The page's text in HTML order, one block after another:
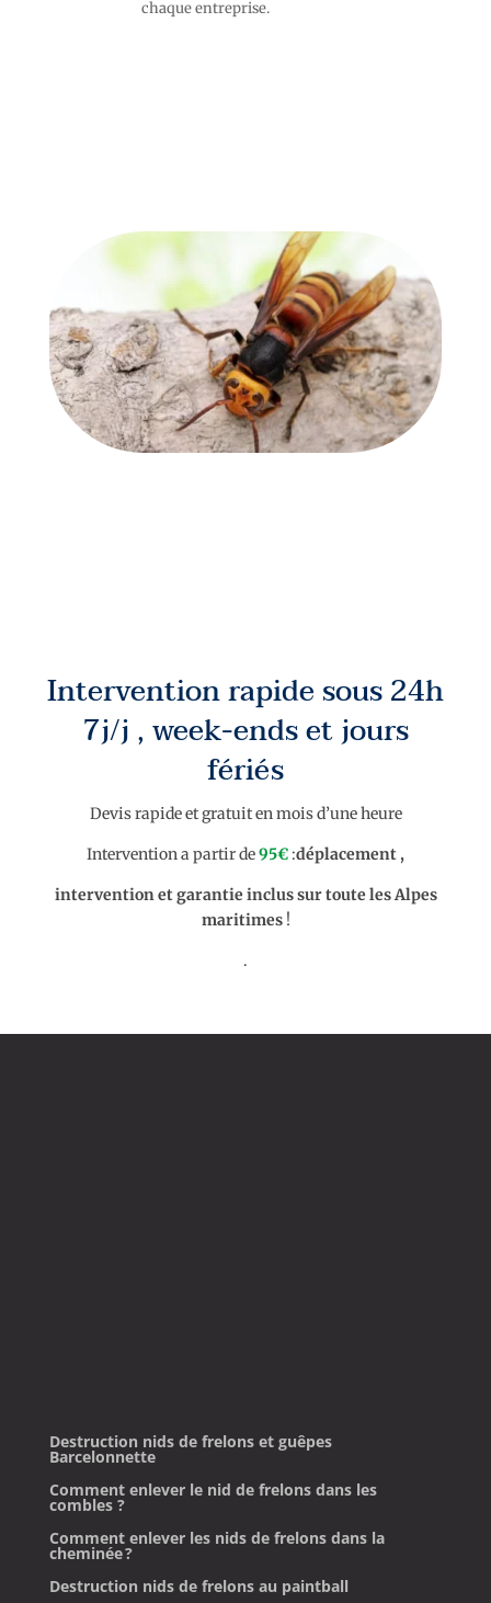
chaque entreprise.
Intervention rapide sous 24h
7j/j , week-ends et jours
fériés
Devis rapide et gratuit en mois d’une heure
Intervention a partir de95€ :déplacement ,
intervention et garantie inclus sur toute les Alpes
maritimes!
.
Destruction nids de frelons et guêpes
Barcelonnette
Comment enlever le nid de frelons dans les
combles ?
Comment enlever les nids de frelons dans la
cheminée ?
Destruction nids de frelons au paintball